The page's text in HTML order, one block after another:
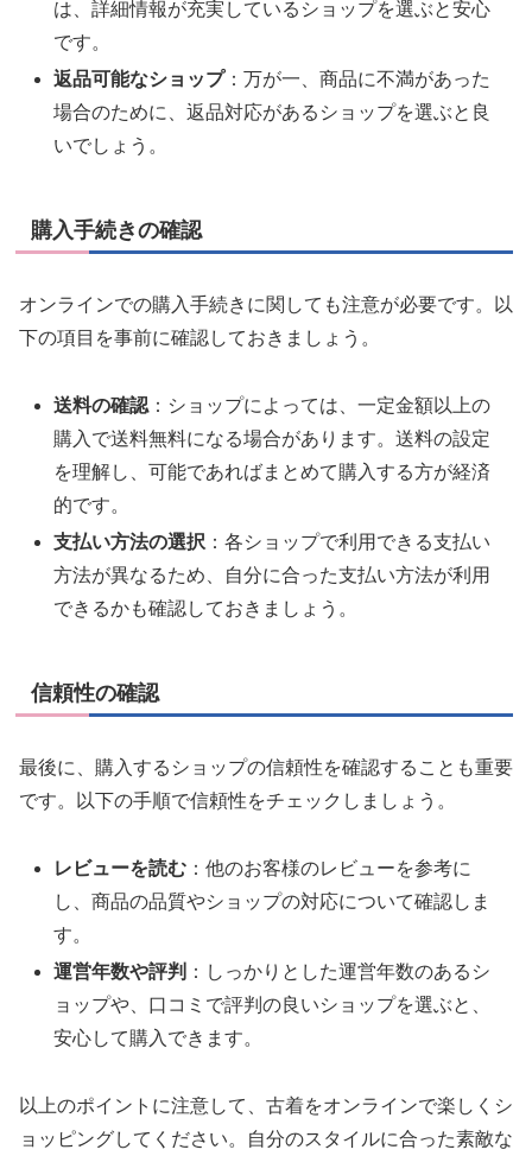
は、詳細情報が充実しているショップを選ぶと安心
です。
返品可能なショップ：万が一、商品に不満があった
場合のために、返品対応があるショップを選ぶと良
いでしょう。
購入手続きの確認
オンラインでの購入手続きに関しても注意が必要です。以
下の項目を事前に確認しておきましょう。
送料の確認 ：ショップによっては、一定金額以上の
購入で送料無料になる場合があります。送料の設定
を理解し、可能であればまとめて購入する方が経済
的です。
支払い方法の選択 ：各ショップで利用できる支払い
方法が異なるため、自分に合った支払い方法が利用
できるかも確認しておきましょう。
信頼性の確認
最後に、購入するショップの信頼性を確認することも重要
です。以下の手順で信頼性をチェックしましょう。
レビューを読む ：他のお客様のレビューを参考に
し、商品の品質やショップの対応について確認しま
す。
運営年数や評判 ：しっかりとした運営年数のあるシ
ョップや、口コミで評判の良いショップを選ぶと、
安心して購入できます。
以上のポイントに注意して、古着をオンラインで楽しくシ
ョッピングしてください。自分のスタイルに合った素敵な